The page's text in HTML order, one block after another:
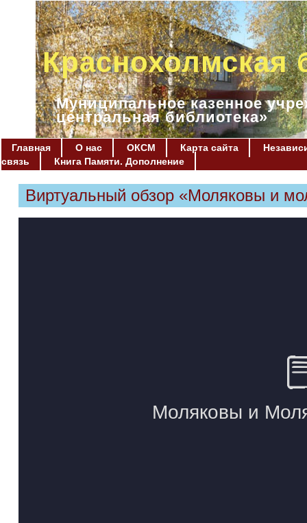
Краснохолмская
Муниципальное казенное
центральная библиотека»
Главная О нас ОКСМ Карта сайта
связь
Книга Памяти. Дополнение
Виртуальный обзор «Моляковы и